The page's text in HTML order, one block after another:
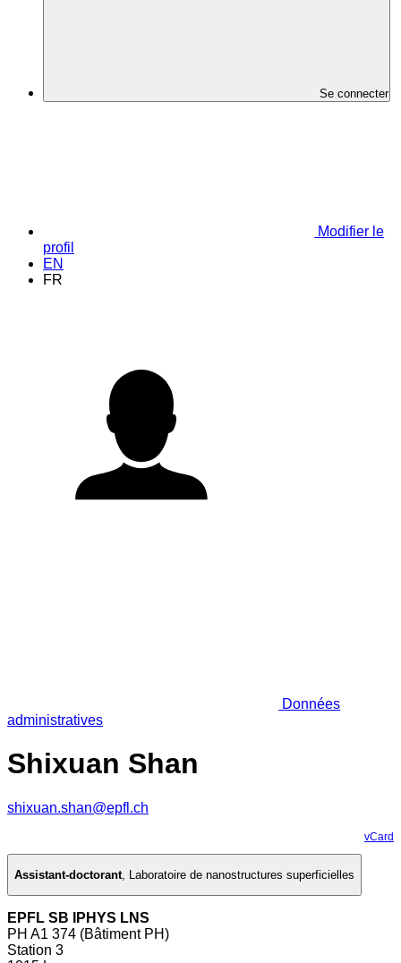
Se connecter
Modifier le
profil
EN
FR
Données
administratives
Shixuan Shan
shixuan.shan@epfl.ch
vCard
Assistant-doctorant, Laboratoire de nanostructures superficielles
EPFL SB IPHYS LNS
PH A1 374 (Bâtiment PH)
Station 3